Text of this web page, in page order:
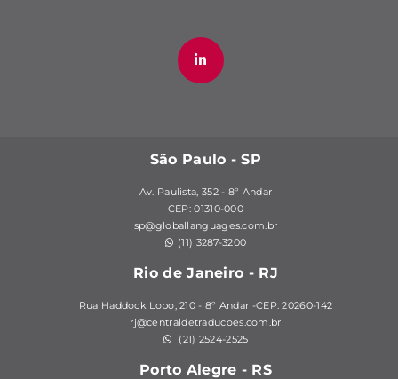
São Paulo - SP
Av. Paulista, 352 - 8º Andar
CEP: 01310-000
sp@globallanguages.com.br
(11) 3287-3200
Rio de Janeiro - RJ
Rua Haddock Lobo, 210 - 8º Andar -CEP: 20260-142
rj@centraldetraducoes.com.br
(21) 2524-2525
Porto Alegre - RS